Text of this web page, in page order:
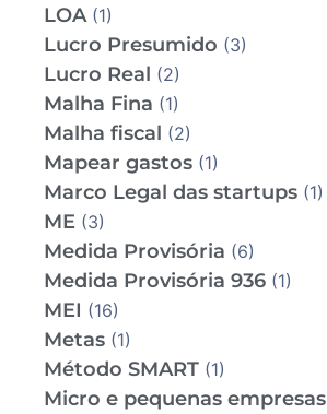
LOA(1)
Lucro Presumido (3)
Lucro Real (2)
Malha Fina (1)
Malha fiscal (2)
Mapear gastos (1)
Marco Legal das startups (1)
ME (3)
Medida Provisória (6)
Medida Provisória 936 (1)
MEI (16)
Metas (1)
Método SMART (1)
Micro e pequenas empresas